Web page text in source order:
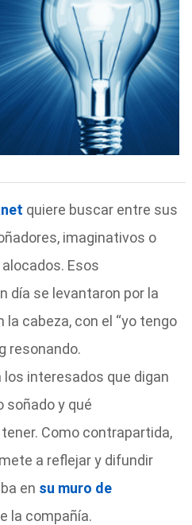
quiere buscar entre sus
imaginativos o
Esos
día se levantaron por la
la cabeza, con el “yo tengo
resonando.
interesados que digan
soñado y qué
Como contrapartida,
a reflejar y difundir
en su muro de
la compañía.